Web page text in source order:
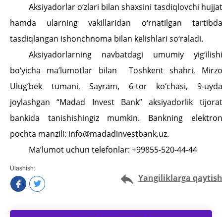
Aksiyadorlar o‘zlari bilan shaxsini tasdiqlovchi hujjat
hamda ularning vakillaridan o‘rnatilgan tartibda
tasdiqlangan ishonchnoma bilan kelishlari so‘raladi.
Aksiyadorlarning navbatdagi umumiy yig‘ilishi
bo‘yicha ma’lumotlar bilan
Toshkent shahri, Mirzo
Ulug‘bek tumani, Sayram, 6-tor ko‘chasi, 9-uyda
joylashgan “Madad Invest Bank” aksiyadorlik tijorat
bankida tanishishingiz mumkin. Bankning elektron
pochta manzili: info@madadinvestbank.uz.
Ma’lumot uchun telefonlar: +99855-520-44-44
Yangiliklarga qaytish
Ulashish: